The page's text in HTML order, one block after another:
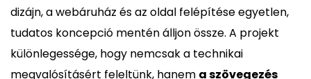
dizájn, a webáruház és az oldal felépítése egyetlen,
tudatos koncepció mentén álljon össze. A projekt
különlegessége, hogy nemcsak a technikai
megvalósításért feleltünk, hanem a szövegezés